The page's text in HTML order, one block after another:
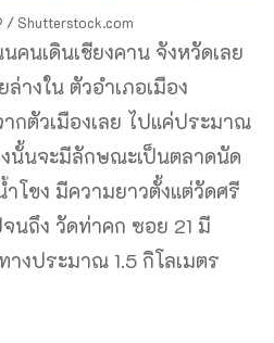
/ Shutterstock.com
คนเดินเชียงคาน จังหวัดเลย
างใน ตัวอำเภอเมือง
กตัวเมืองเลย ไปแค่ประมาณ
นั้นจะมีลักษณะเป็นตลาดนัด
โขง มีความยาวตั้งแต่วัดศรี
นถึง วัดท่าคก ซอย 21 มี
างประมาณ 1.5 กิโลเมตร